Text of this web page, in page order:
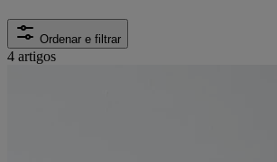
Ordenar e filtrar
4 artigos